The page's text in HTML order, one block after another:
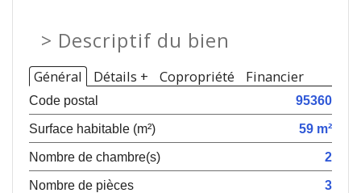
> Descriptif du bien
Général Détails + Copropriété Financier
Code postal
95360
Surface habitable (m²)
59 m²
Nombre de chambre(s)
2
Nombre de pièces
3